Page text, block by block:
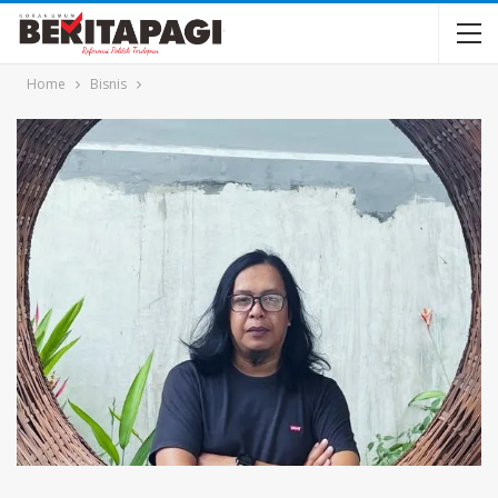
Home Bisnis